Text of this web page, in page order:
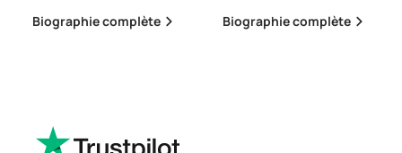
Biographie complète Biographie complète